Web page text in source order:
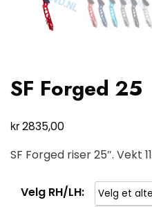
SF Forged 25
kr2835,00
SF Forged riser 25″. Vekt
Velg RH/LH: